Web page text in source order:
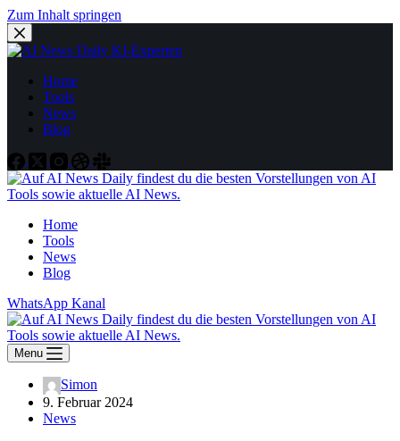
Zum Inhalt springen
Home
Tools
News
Blog
Home
Tools
News
Blog
WhatsApp Kanal
Menu
Simon
9. Februar 2024
News